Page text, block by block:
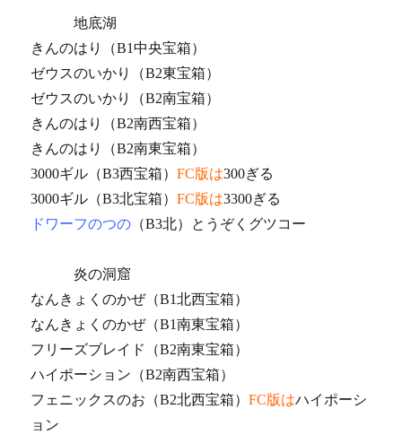
地底湖
きんのはり（B1中央宝箱）
ゼウスのいかり（B2東宝箱）
ゼウスのいかり（B2南宝箱）
きんのはり（B2南西宝箱）
きんのはり（B2南東宝箱）
3000ギル（B3西宝箱）FC版は300ぎる
3000ギル（B3北宝箱）FC版は3300ぎる
ドワーフのつの （B3北）とうぞくグツコー
炎の洞窟
なんきょくのかぜ（B1北西宝箱）
なんきょくのかぜ（B1南東宝箱）
フリーズブレイド（B2南東宝箱）
ハイポーション（B2南西宝箱）
フェニックスのお（B2北西宝箱）FC版はハイポーシ
ョン